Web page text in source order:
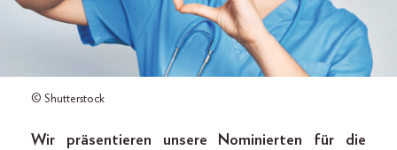
© Shutterstock
Wir präsentieren unsere Nominierten für die